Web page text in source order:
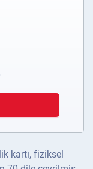
kartı, fiziksel